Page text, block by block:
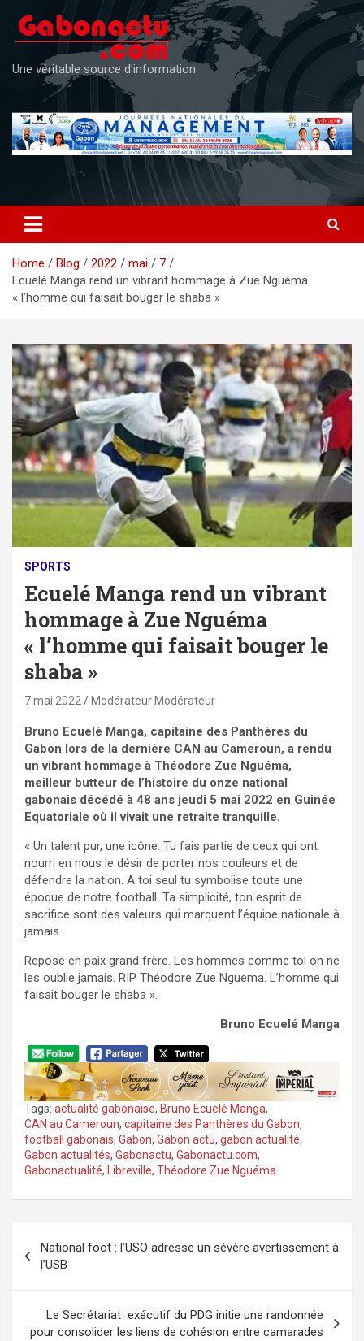
content
Une véritable source d'information
Home Blog 2022 mai
7
Ecuelé Manga rend un vibrant hommage à Zue Nguéma
« l’homme qui faisait bouger le shaba »
SPORTS
Ecuelé Manga rend un vibrant
hommage à Zue Nguéma
« l’homme qui faisait bouger le
shaba »
7 mai 2022 Modérateur Modérateur
Bruno Ecuelé Manga, capitaine des Panthères du
Gabon lors de la dernière CAN au Cameroun, a rendu
un vibrant hommage à Théodore Zue Nguéma,
meilleur butteur de l’histoire du onze national
gabonais décédé à 48 ans jeudi 5 mai 2022 en Guinée
Equatoriale où il vivait une retraite tranquille.
« Un talent pur, une icône. Tu fais partie de ceux qui ont
nourri en nous le désir de porter nos couleurs et de
défendre la nation. A toi seul tu symbolise toute une
époque de notre football. Ta simplicité, ton esprit de
sacrifice sont des valeurs qui marquent l’équipe nationale à
jamais.
Repose en paix grand frère. Les hommes comme toi on ne
les oublie jamais. RIP Théodore Zue Nguema. L’homme qui
faisait bouger le shaba ».
Bruno Ecuelé Manga
Tags: actualité gabonaise, Bruno Ecuelé Manga,
CAN au Cameroun, capitaine des Panthères du Gabon,
football gabonais, Gabon, Gabon actu, gabon actualité,
Gabon actualités, Gabonactu, Gabonactu.com,
Gabonactualité, Libreville, Théodore Zue Nguéma
de
l’article
National foot : l’USO adresse un sévère avertissement à
l’USB
Le Secrétariat exécutif du PDG initie une randonnée
pour consolider les liens de cohésion entre camarades